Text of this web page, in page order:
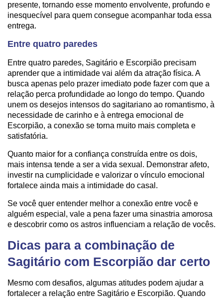
presente, tornando esse momento envolvente, profundo e
inesquecível para quem consegue acompanhar toda essa
entrega.
Entre quatro paredes
Entre quatro paredes, Sagitário e Escorpião precisam
aprender que a intimidade vai além da atração física. A
busca apenas pelo prazer imediato pode fazer com que a
relação perca profundidade ao longo do tempo. Quando
unem os desejos intensos do sagitariano ao romantismo, à
necessidade de carinho e à entrega emocional de
Escorpião, a conexão se torna muito mais completa e
satisfatória.
Quanto maior for a confiança construída entre os dois,
mais intensa tende a ser a vida sexual. Demonstrar afeto,
investir na cumplicidade e valorizar o vínculo emocional
fortalece ainda mais a intimidade do casal.
Se você quer entender melhor a conexão entre você e
alguém especial, vale a pena fazer uma sinastria amorosa
e descobrir como os astros influenciam a relação de vocês.
Dicas para a combinação de
Sagitário com Escorpião dar certo
Mesmo com desafios, algumas atitudes podem ajudar a
fortalecer a relação entre Sagitário e Escorpião. Quando